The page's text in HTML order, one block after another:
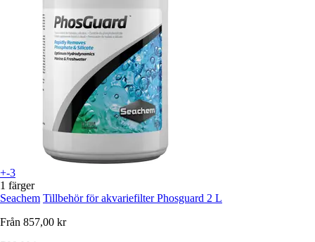
+-3
1 färger
Seachem Tillbehör för akvariefilter Phosguard 2 L
Från 857,00 kr